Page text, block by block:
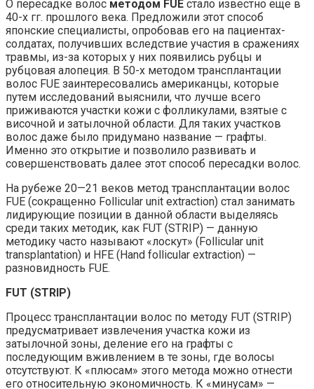
О пересадке волос методом FUE стало известно еще в
40-х гг. прошлого века. Предложили этот способ
японские специалисты, опробовав его на пациентах-
солдатах, получивших вследствие участия в сражениях
травмы, из-за которых у них появились рубцы и
рубцовая алопеция. В 50-х методом трансплантации
волос FUE заинтересовались американцы, которые
путем исследований выяснили, что лучше всего
приживаются участки кожи с фолликулами, взятые с
височной и затылочной области. Для таких участков
волос даже было придумано название — графты.
Именно это открытие и позволило развивать и
совершенствовать далее этот способ пересадки волос.
На рубеже 20—21 веков метод трансплантации волос
FUE (сокращенно Follicular unit extraction) стал занимать
лидирующие позиции в данной области выделяясь
среди таких методик, как FUT (STRIP) — данную
методику часто называют «лоскут» (Follicular unit
transplantation) и HFE (Hand follicular extraction) —
разновидность FUE.
FUT (STRIP)
Процесс трансплантации волос по методу FUT (STRIP)
предусматривает извлечения участка кожи из
затылочной зоны, деление его на графты с
последующим вживлением в те зоны, где волосы
отсутствуют. К «плюсам» этого метода можно отнести
его относительную экономичность. К «минусам» —